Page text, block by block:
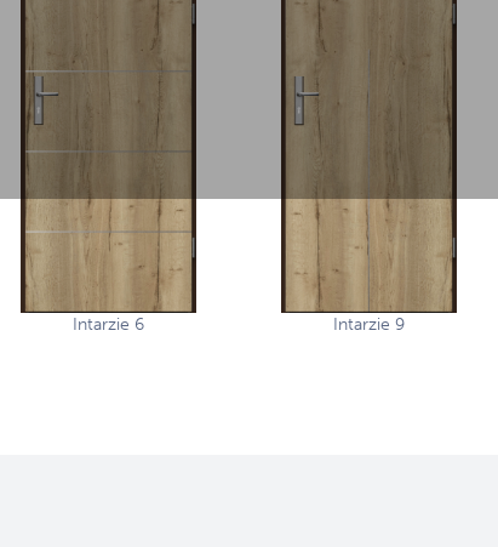
Intarzie 6 Intarzie 9